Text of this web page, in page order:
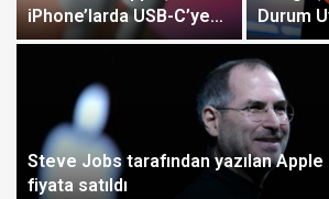
iPhone’larda USB-C’ye
Geçiyor!
Durum
Getirebilir
Steve Jobs tarafından yazılan
fiyata satıldı